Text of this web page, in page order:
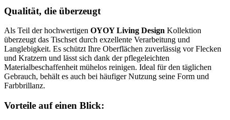
Qualität, die überzeugt
Als Teil der hochwertigen OYOY Living Design Kollektion
überzeugt das Tischset durch exzellente Verarbeitung und
Langlebigkeit. Es schützt Ihre Oberflächen zuverlässig vor Flecken
und Kratzern und lässt sich dank der pflegeleichten
Materialbeschaffenheit mühelos reinigen. Ideal für den täglichen
Gebrauch, behält es auch bei häufiger Nutzung seine Form und
Farbbrillanz.
Vorteile auf einen Blick: